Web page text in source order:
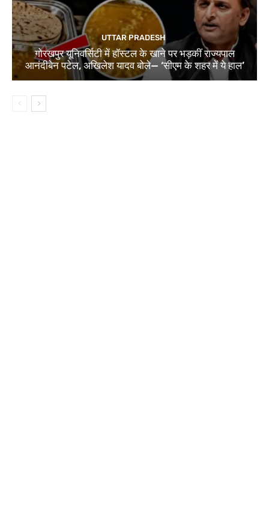
UTTAR PRADESH
गोरखपुर यूनिवर्सिटी में हॉस्टल के खाने पर भड़कीं राज्यपाल
आनंदीबेन पटेल, अखिलेश यादव बोले— ‘सीएम के शहर में ये हाल’